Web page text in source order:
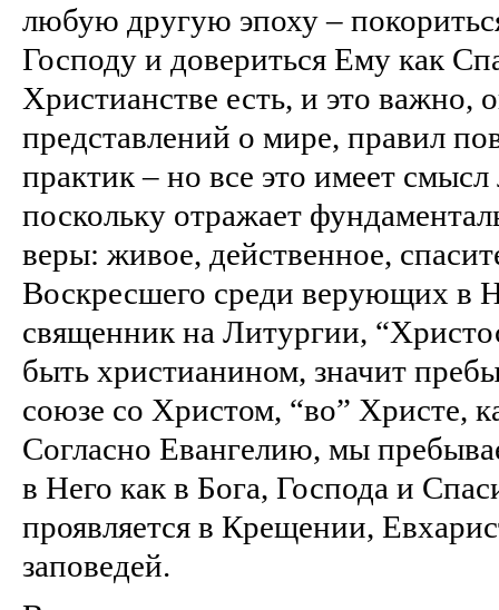
любую другую эпоху –
Господу и довериться Ему как
Христианстве есть, и это важно,
представлений о мире, правил
практик – но все это имеет
поскольку отражает
веры: живое, действенное,
Воскресшего среди верующих в
священник на Литургии,
быть христианином, значит
союзе со Христом, “во” Христе,
Согласно Евангелию, мы
в Него как в Бога, Господа и
проявляется в Крещении,
заповедей.